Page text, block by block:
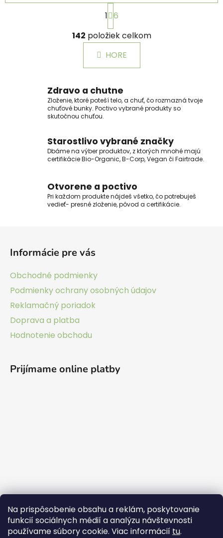
Na prispôsobenie obsahu a reklám, poskytovanie
funkcií sociálnych médií a analýzu návštevnosti
používame súbory cookie. Viac informácií tu.
O
v
l
á
d
c
i
e
r
v
k
ý
p
S
t
r
á
n
k
n
i
e
1 6
142 položiek celkom
HORE
Zdravo a chutne
Zloženie, ktoré poteší telo, a chuť, čo rozmazná tvoje
chuťové bunky. Poctivo vybrané produkty so
skutočnou chuťou.
Starostlivo vybrané značky
Dbáme na výber produktov, z ktorých mnohé majú
certifikácie Bio-Organic, B-Corp, Vegan či Fairtrade.
Otvorene a poctivo
Pri každom produkte nájdeš všetko, čo potrebuješ
vedieť- presné zloženie, pôvod a certifikácie.
Informácie pre vás
Obchodné podmienky
Podmienky ochrany osobných údajov
Reklamačný poriadok
Doprava a platba
Hodnotenie obchodu
Prijímame online platby